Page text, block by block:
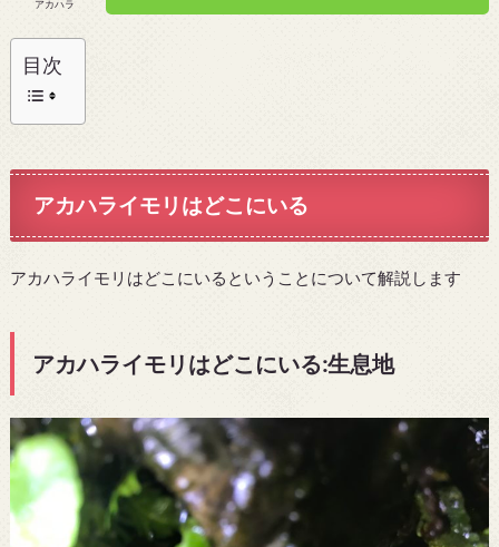
アカハラ
目次
アカハライモリはどこにいる
アカハライモリはどこにいるということについて解説します
アカハライモリはどこにいる:生息地